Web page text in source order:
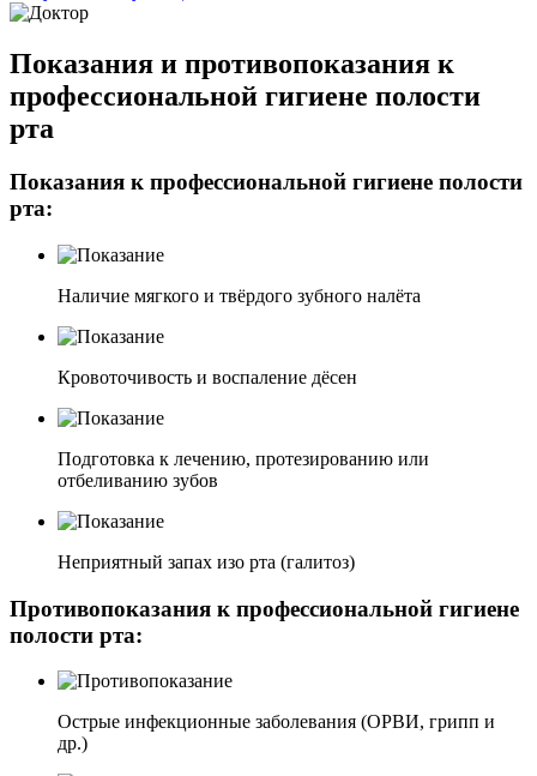
Показания и противопоказания к
профессиональной гигиене полости
рта
Показания к профессиональной гигиене полости
рта:
Наличие мягкого и твёрдого зубного налёта
Кровоточивость и воспаление дёсен
Подготовка к лечению, протезированию или
отбеливанию зубов
Неприятный запах изо рта (галитоз)
Противопоказания к профессиональной гигиене
полости рта:
Острые инфекционные заболевания (ОРВИ, грипп и
др.)